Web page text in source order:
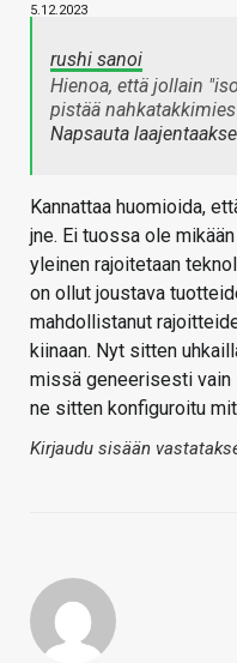
5.12.2023
rushi sanoi
Hienoa, että jollain
pistää
Napsauta
Kannattaa huomioida,
jne. Ei tuossa ole
yleinen rajoitetaan
on ollut joustava
mahdollistanut
kiinaan. Nyt sitten
missä geneerisesti vain
ne sitten konfiguroitu
Kirjaudu sisään